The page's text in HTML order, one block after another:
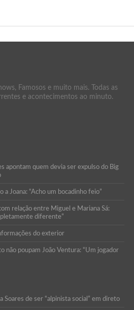
Famosos e muito mais. Todas as
e acontecimentos ao minuto.
apontam quem devia ser expulso do Big
a Joana: “Acho um bocadinho feio”
relação entre Miguel e Mariana Sá:
diferente”
do exterior
não poupam João Ventura: “Um jogador
Soares de ser “alpinista social” em direto